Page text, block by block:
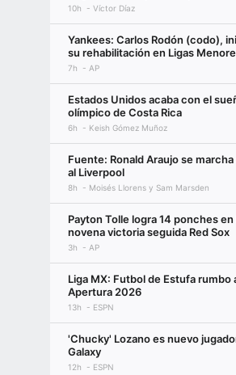
10h Víctor Díaz
Yankees: Carlos Rodón (codo),
su rehabilitación en Ligas
7h AP
Estados Unidos acaba con el
olímpico de Costa Rica
6h Keish Gómez Muñoz
Fuente: Ronald Araujo se
al Liverpool
8h Moisés Llorens y Sam Marsden
Payton Tolle logra 14 ponches en
novena victoria seguida Red Sox
3h AP
Liga MX: Futbol de Estufa rumbo
Apertura 2026
13h ESPN
'Chucky' Lozano es nuevo
Galaxy
12h ESPN